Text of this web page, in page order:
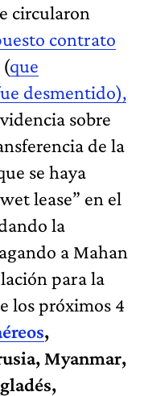
circularon
contrato
(que
desmentido),
sobre
de la
se haya
lease” en el
la
a Mahan
para la
los próximos 4
,
Myanmar,